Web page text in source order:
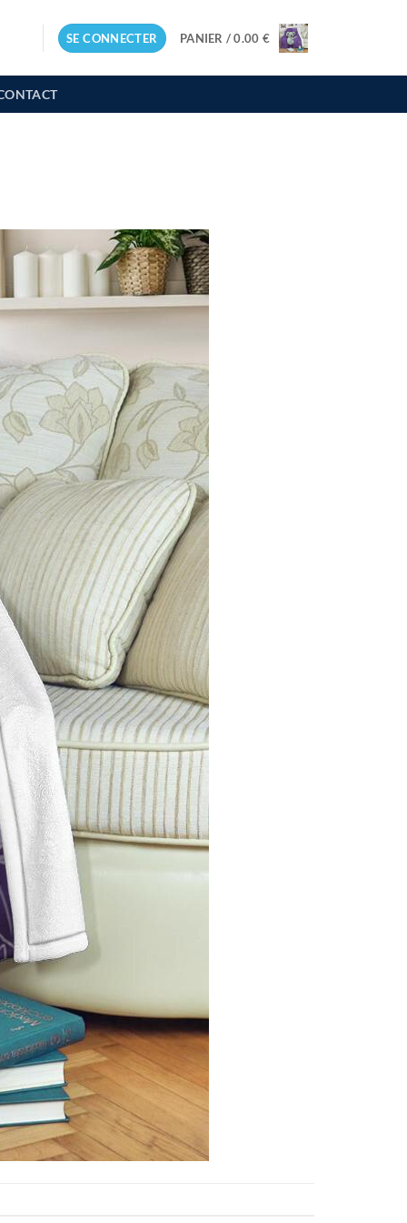
SE CONNECTER PANIER /0.00 €